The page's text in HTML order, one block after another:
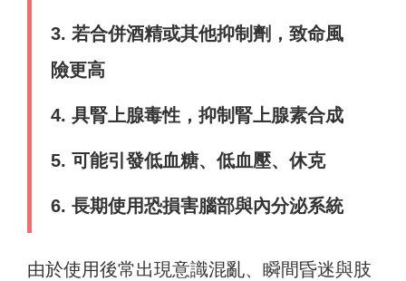
3. 若合併酒精或其他抑制劑，致命風
險更高
4. 具腎上腺毒性，抑制腎上腺素合成
5. 可能引發低血糖、低血壓、休克
6. 長期使用恐損害腦部與內分泌系統
由於使用後常出現意識混亂、瞬間昏迷與肢